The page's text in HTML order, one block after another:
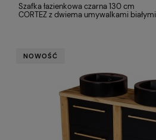
Szafka łazienkowa czarna 130 cm
CORTEZ z dwiema umywalkami białymi
NOWOŚĆ